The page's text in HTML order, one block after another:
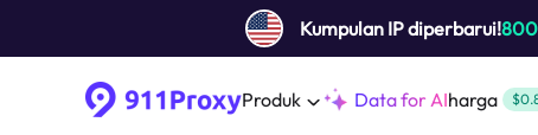
Kumpulan IP diperbarui!
Produk Data for AIharga